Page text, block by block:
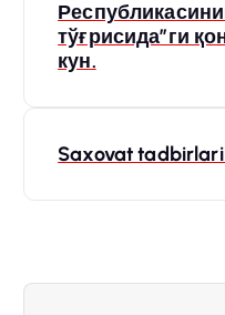
n
тўғрисида”ги
кун.
Saxovat tadbirlari